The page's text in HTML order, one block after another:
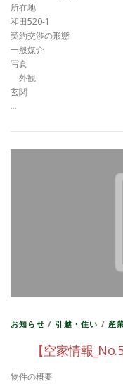
所在地
和田520-1
契約交渉の形態
一般媒介
写真
外観
玄関
…
お知らせ / 引越・住い / 産
【空家情報
物件の概要